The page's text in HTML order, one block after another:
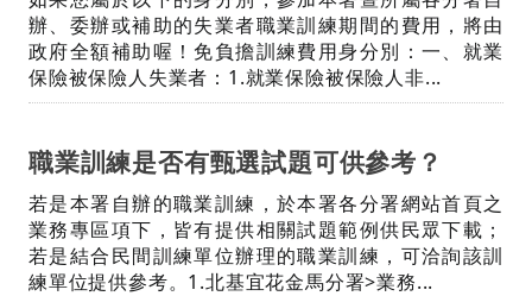
辦、委辦或補助的失業者職業訓練期間的費用，將由
政府全額補助喔！免負擔訓練費用身分別：一、就業
保險被保險人失業者：1.就業保險被保險人非...
職業訓練是否有甄選試題可供參考？
若是本署自辦的職業訓練，於本署各分署網站首頁之
業務專區項下，皆有提供相關試題範例供民眾下載；
若是結合民間訓練單位辦理的職業訓練，可洽詢該訓
練單位提供參考。1.北基宜花金馬分署>業務...